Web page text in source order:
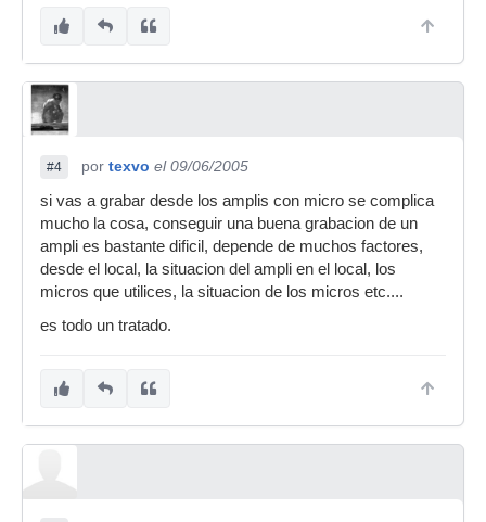
#4 por texvo el 09/06/2005
si vas a grabar desde los amplis con micro se complica
mucho la cosa, conseguir una buena grabacion de un
ampli es bastante dificil, depende de muchos factores,
desde el local, la situacion del ampli en el local, los
micros que utilices, la situacion de los micros etc....
es todo un tratado.